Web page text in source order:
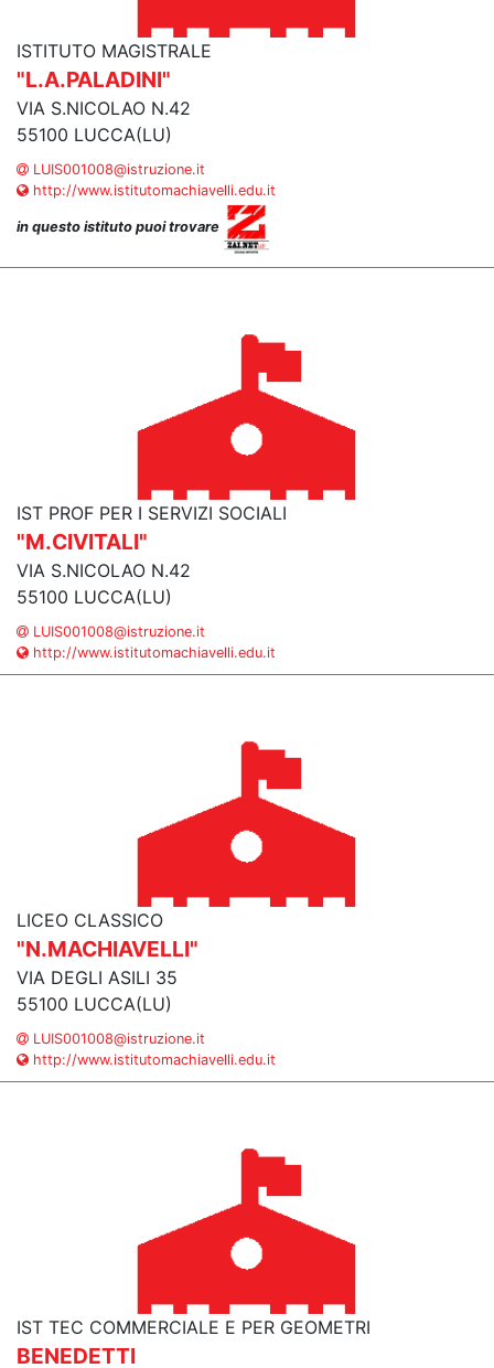
ISTITUTO MAGISTRALE
"L.A.PALADINI"
VIA S.NICOLAO N.42
55100 LUCCA(LU)
LUIS001008@istruzione.it
http://www.istitutomachiavelli.edu.it
in questo istituto puoi trovare
IST PROF PER I SERVIZI SOCIALI
"M.CIVITALI"
VIA S.NICOLAO N.42
55100 LUCCA(LU)
LUIS001008@istruzione.it
http://www.istitutomachiavelli.edu.it
LICEO CLASSICO
"N.MACHIAVELLI"
VIA DEGLI ASILI 35
55100 LUCCA(LU)
LUIS001008@istruzione.it
http://www.istitutomachiavelli.edu.it
IST TEC COMMERCIALE E PER GEOMETRI
BENEDETTI